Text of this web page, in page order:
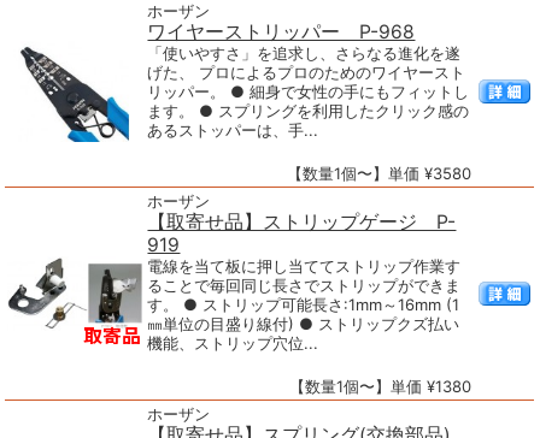
ホーザン
ワイヤーストリッパー P-968
「使いやすさ」を追求し、さらなる進化を遂
げた、 プロによるプロのためのワイヤースト
リッパー。 ● 細身で女性の手にもフィットし
ます。 ● スプリングを利用したクリック感の
あるストッパーは、手...
【数量1個〜】単価 ¥3580
ホーザン
【取寄せ品】ストリップゲージ P-
919
電線を当て板に押し当ててストリップ作業す
ることで毎回同じ長さでストリップができま
す。 ● ストリップ可能長さ:1mm～16mm (1
㎜単位の目盛り線付) ● ストリップクズ払い
機能、ストリップ穴位...
【数量1個〜】単価 ¥1380
ホーザン